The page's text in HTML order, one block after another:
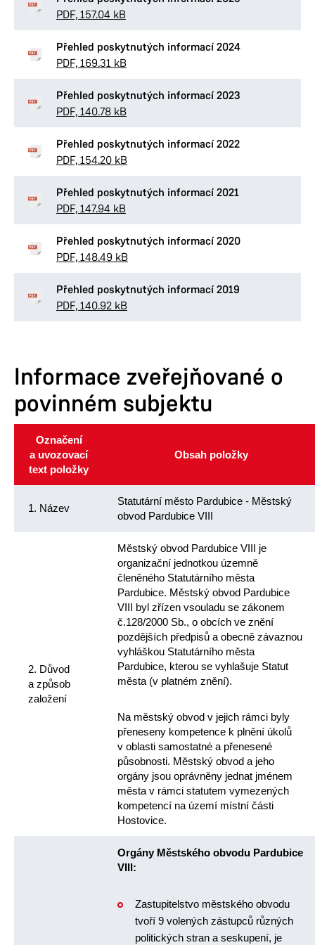
PDF, 157.04 kB
Přehled poskytnutých informací 2024
PDF, 169.31 kB
Přehled poskytnutých informací 2023
PDF, 140.78 kB
Přehled poskytnutých informací 2022
PDF, 154.20 kB
Přehled poskytnutých informací 2021
PDF, 147.94 kB
Přehled poskytnutých informací 2020
PDF, 148.49 kB
Přehled poskytnutých informací 2019
PDF, 140.92 kB
Informace zveřejňované o
povinném subjektu
Označení
a uvozovací
text položky
Obsah položky
1. Název
Statutární město Pardubice - Městský
obvod Pardubice VIII
2. Důvod
a způsob
založení
Městský obvod Pardubice VIII je
organizační jednotkou územně
členěného Statutárního města
Pardubice. Městský obvod Pardubice
VIII byl zřízen vsouladu se zákonem
č.128/2000 Sb., o obcích ve znění
pozdějších předpisů a obecně závaznou
vyhláškou Statutárního města
Pardubice, kterou se vyhlašuje Statut
města (v platném znění).
Na městský obvod v jejich rámci byly
přeneseny kompetence k plnění úkolů
v oblasti samostatné a přenesené
působnosti. Městský obvod a jeho
orgány jsou oprávněny jednat jménem
města v rámci statutem vymezených
kompetencí na území místní části
Hostovice.
Orgány Městského obvodu Pardubice
VIII:
Zastupitelstvo městského obvodu
tvoří 9 volených zástupců různých
politických stran a seskupení, je